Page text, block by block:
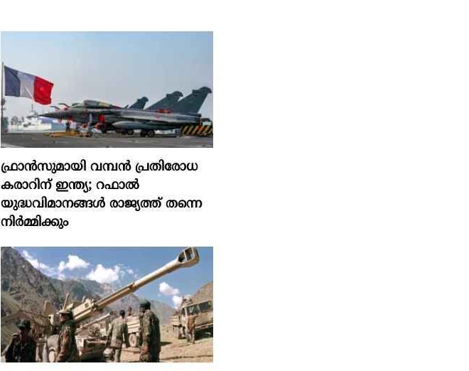
ഫ്രാൻസുമായി വമ്പന്‍ പ്രതിരോധ
കരാറിന് ഇന്ത്യ; റഫാല്‍
യുദ്ധവിമാനങ്ങള്‍ രാജ്യത്ത് തന്നെ
നിര്‍മ്മിക്കും